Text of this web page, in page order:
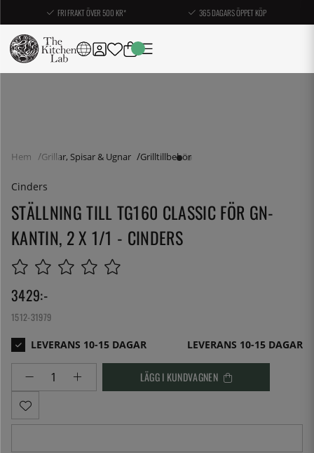
FRI FRAKT ÖVER 500 KR* 365 DAGARS ÖPPET KÖP
Hem Grillar, Spisar & Ugnar Grilltillbehör
Cinders
STÄLLNING TILL TG160 CLASSIC FÖR GN-
KANTIN, 2 X 1/1 - CINDERS
3429:-
1512-31979
LEVERANS 10-15 DAGAR
LÄGG I KUNDVAGNEN